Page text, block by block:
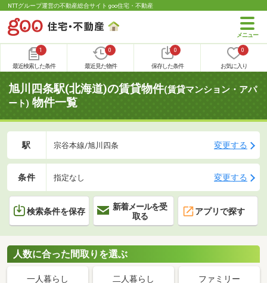
NTTグループ運営の不動産総合サイト goo住宅・不動産
1
最近検索した条件
0
最近見た物件
0
保存した条件
0
お気に入り
旭川四条駅(北海道)の賃貸物件(賃貸マンション・アパ
ート) 物件一覧
駅 宗谷本線/旭川四条 変更する
条件 指定なし 変更する
検索条件を保存
新着メールを受
取る
アプリで探す
人数に合った間取りを選ぶ
一人暮らし 二人暮らし ファミリー